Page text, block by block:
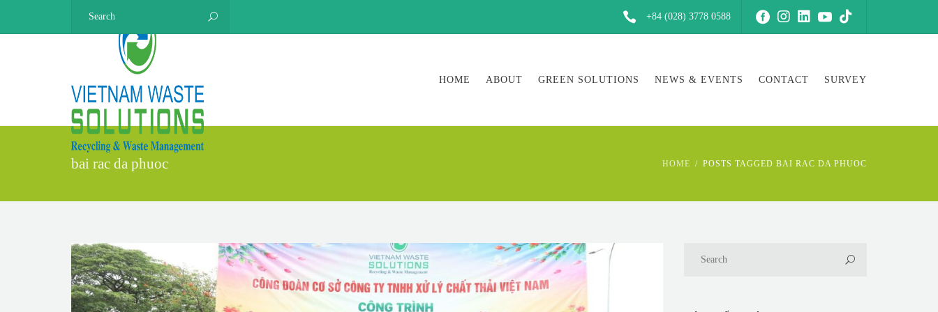
+84 (028) 3778 0588
HOME ABOUT GREEN SOLUTIONS NEWS & EVENTS CONTACT SURVEY
bai rac da phuoc HOME POSTS TAGGED BAI RAC DA PHUOC